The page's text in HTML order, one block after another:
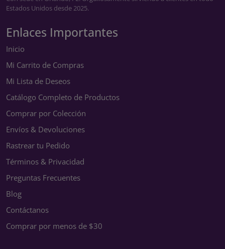
Estados Unidos desde 2025.
Enlaces Importantes
Inicio
Mi Carrito de Compras
Mi Lista de Deseos
Catálogo Completo de Productos
Comprar por Colección
Envíos & Devoluciones
Rastrear tu Pedido
Términos & Privacidad
Preguntas Frecuentes
Blog
Contáctanos
Comprar por menos de $30